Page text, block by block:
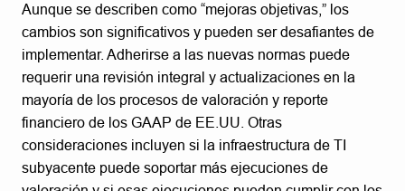
Aunque se describen como “mejoras objetivas,” los
cambios son significativos y pueden ser desafiantes de
implementar. Adherirse a las nuevas normas puede
requerir una revisión integral y actualizaciones en la
mayoría de los procesos de valoración y reporte
financiero de los GAAP de EE.UU. Otras
consideraciones incluyen si la infraestructura de TI
subyacente puede soportar más ejecuciones de